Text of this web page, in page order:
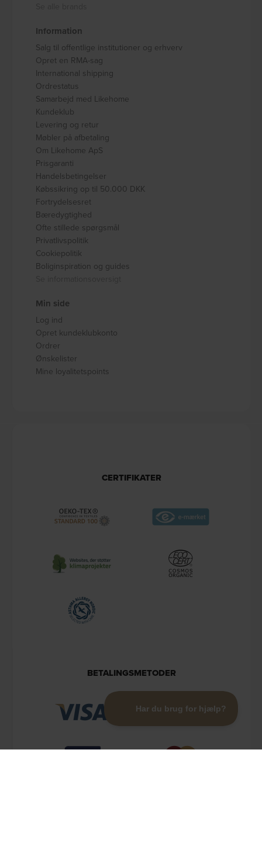
Information
Salg til offentlige institutioner og erhverv
Opret en RMA-sag
International shipping
Ordrestatus
Samarbejd med Likehome
Kundeklub
Levering og retur
Møbler på afbetaling
Om Likehome ApS
Prisgaranti
Handelsbetingelser
Købssikring op til 50.000 DKK
Fortrydelsesret
Bæredygtighed
Ofte stillede spørgsmål
Privatlivspolitik
Cookiepolitik
Boliginspiration og guides
Min side
Log ind
Opret kundeklubkonto
Ordrer
Ønskelister
Mine loyalitetspoints
CERTIFIKATER
BETALINGSMETODER